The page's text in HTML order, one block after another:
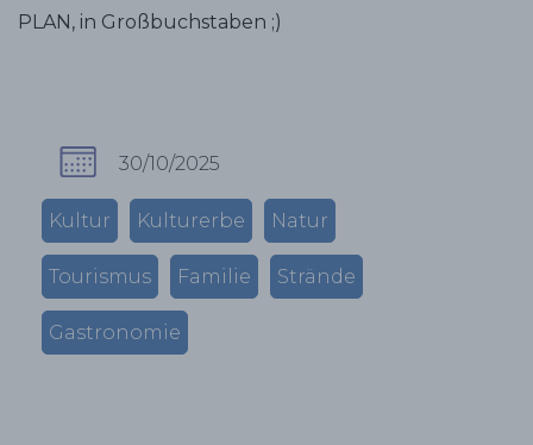
PLAN, in Großbuchstaben ;)
30/10/2025
Kultur Kulturerbe Natur
Tourismus Familie Strände
Gastronomie